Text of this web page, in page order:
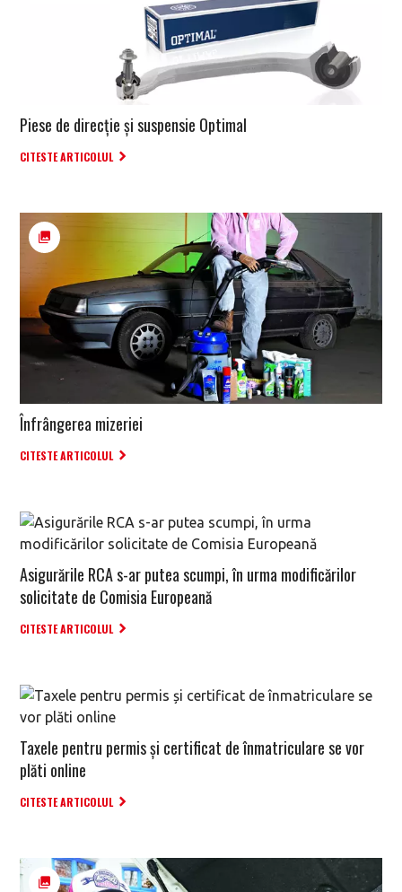
Piese de direcție și suspensie Optimal
CITESTE ARTICOLUL
Înfrângerea mizeriei
CITESTE ARTICOLUL
Asigurările RCA s-ar putea scumpi, în urma modificărilor
solicitate de Comisia Europeană
CITESTE ARTICOLUL
Taxele pentru permis și certificat de înmatriculare se vor
plăti online
CITESTE ARTICOLUL